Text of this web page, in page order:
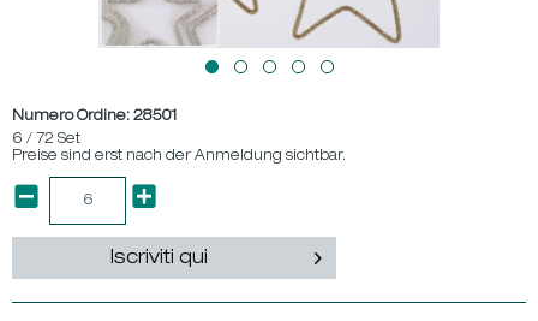
Numero Ordine: 28501
6 / 72 Set
Preise sind erst nach der Anmeldung sichtbar.
Iscriviti qui